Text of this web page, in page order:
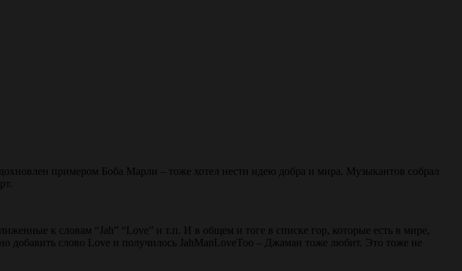
примером Боба Марли – тоже хотел нести идею добра и мира. Музыкантов собрал
к словам “Jah” “Love” и т.п. И в общем и тоге в списке гор, которые есть в мире,
слово Love и получилось JahManLoveToo – Джаман тоже любит. Это тоже не